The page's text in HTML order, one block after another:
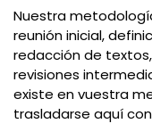
Nuestra
reunión inicial,
redacción de
revisiones
existe en vuestra
trasladarse aquí